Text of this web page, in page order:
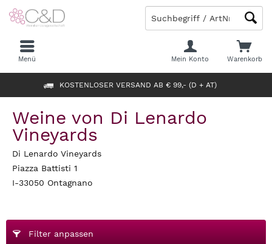
KOSTENLOSER VERSAND AB € 99,- (D + AT)
Warenkorb
Mein Konto
Menü
Weine von Di Lenardo
Vineyards
Di Lenardo Vineyards
Piazza Battisti 1
I-33050 Ontagnano
Filter anpassen